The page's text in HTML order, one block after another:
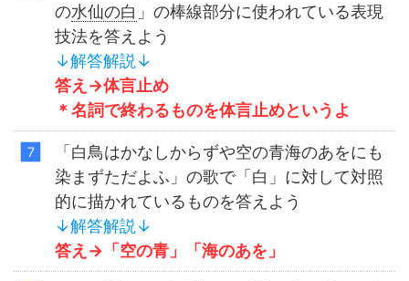
の水仙の白 」の棒線部分に使われている表現
技法を答えよう
↓解答解説↓
答え→体言止め
＊名詞で終わるものを体言止めというよ
「白鳥はかなしからずや空の青海のあをにも
染まずただよふ」の歌で「白」に対して対照
的に描かれているものを答えよう
↓解答解説↓
答え→「空の青」「海のあを」